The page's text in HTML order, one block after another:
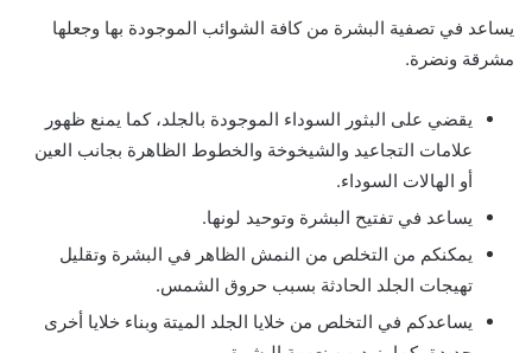
يساعد في تصفية البشرة من كافة الشوائب الموجودة بها وجعلها
مشرقة ونضرة.
يقضي على البثور السوداء الموجودة بالجلد، كما يمنع ظهور
علامات التجاعيد والشيخوخة والخطوط الظاهرة بجانب العين
أو الهالات السوداء.
يساعد في تفتيح البشرة وتوحيد لونها.
يمكنكم من التخلص من النمش الظاهر في البشرة وتقليل
تهيجات الجلد الحادثة بسبب حروق الشمس.
يساعدكم في التخلص من خلايا الجلد الميتة وبناء خلايا أخرى